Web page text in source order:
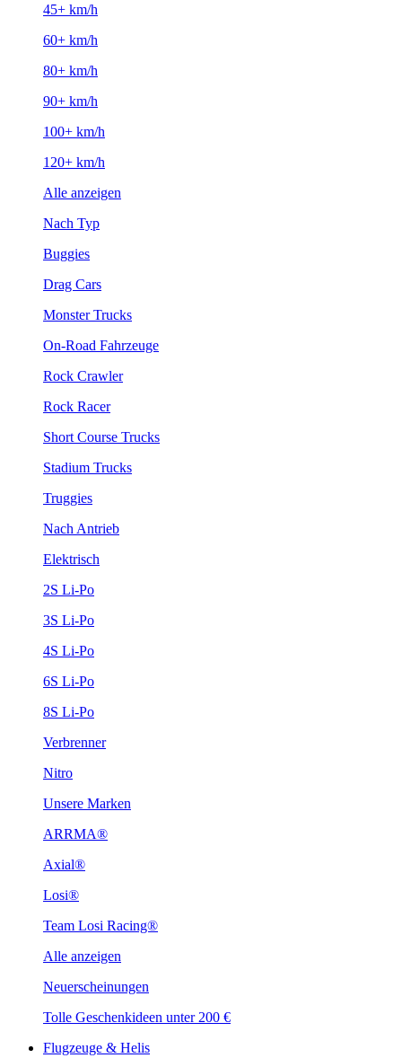
45+ km/h
60+ km/h
80+ km/h
90+ km/h
100+ km/h
120+ km/h
Alle anzeigen
Nach Typ
Buggies
Drag Cars
Monster Trucks
On-Road Fahrzeuge
Rock Crawler
Rock Racer
Short Course Trucks
Stadium Trucks
Truggies
Nach Antrieb
Elektrisch
2S Li-Po
3S Li-Po
4S Li-Po
6S Li-Po
8S Li-Po
Verbrenner
Nitro
Unsere Marken
ARRMA®
Axial®
Losi®
Team Losi Racing®
Alle anzeigen
Neuerscheinungen
Tolle Geschenkideen unter 200 €
Flugzeuge & Helis